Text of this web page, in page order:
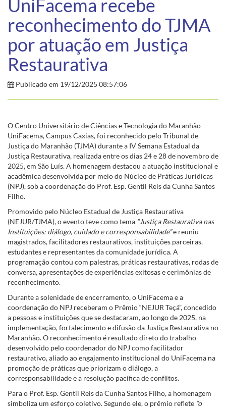
UniFacema recebe
reconhecimento do TJMA
por atuação em Justiça
Restaurativa
Publicado em 19/12/2025 08:57:06
O Centro Universitário de Ciências e Tecnologia do Maranhão –
UniFacema, Campus Caxias, foi reconhecido pelo Tribunal de
Justiça do Maranhão (TJMA) durante a IV Semana Estadual da
Justiça Restaurativa, realizada entre os dias 24 e 28 de novembro de
2025, em São Luís. A homenagem destacou a atuação institucional e
acadêmica desenvolvida por meio do Núcleo de Práticas Jurídicas
(NPJ), sob a coordenação do Prof. Esp. Gentil Reis da Cunha Santos
Filho.
Promovido pelo Núcleo Estadual de Justiça Restaurativa
(NEJUR/TJMA), o evento teve como tema “Justiça Restaurativa nas
Instituições: diálogo, cuidado e corresponsabilidade”e reuniu
magistrados, facilitadores restaurativos, instituições parceiras,
estudantes e representantes da comunidade jurídica. A
programação contou com palestras, práticas restaurativas, rodas de
conversa, apresentações de experiências exitosas e cerimônias de
reconhecimento.
Durante a solenidade de encerramento, o UniFacema e a
coordenação do NPJ receberam o Prêmio “NEJUR Teçá”, concedido
a pessoas e instituições que se destacaram, ao longo de 2025, na
implementação, fortalecimento e difusão da Justiça Restaurativa no
Maranhão. O reconhecimento é resultado direto do trabalho
desenvolvido pelo coordenador do NPJ como facilitador
restaurativo, aliado ao engajamento institucional do UniFacema na
promoção de práticas que priorizam o diálogo, a
corresponsabilidade e a resolução pacífica de conflitos.
Para o Prof. Esp. Gentil Reis da Cunha Santos Filho, a homenagem
simboliza um esforço coletivo. Segundo ele, o prêmio reflete “o